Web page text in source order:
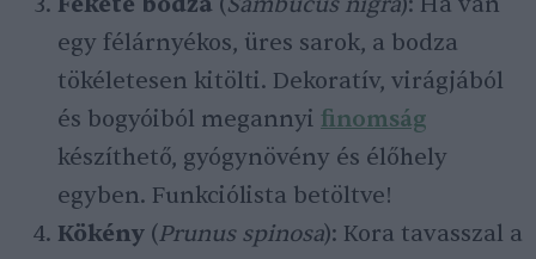
egy félárnyékos, üres sarok, a bodza
tökéletesen kitölti. Dekoratív, virágjából
és bogyóiból megannyi finomság
készíthető, gyógynövény és élőhely
egyben. Funkciólista betöltve!
Kökény (Prunus spinosa): Kora tavasszal a